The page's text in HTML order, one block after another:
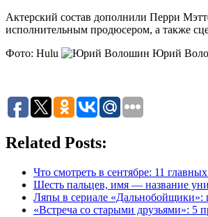
Актерский состав дополнили Перри
исполнительным продюсером, а также
Фото: Hulu
Юрий
Related Posts:
Что смотреть в сентябре: 11
Шесть пальцев, имя — название
Ляпы в сериале «Дальнобойщики»:
«Встреча со старыми друзьями»: 5